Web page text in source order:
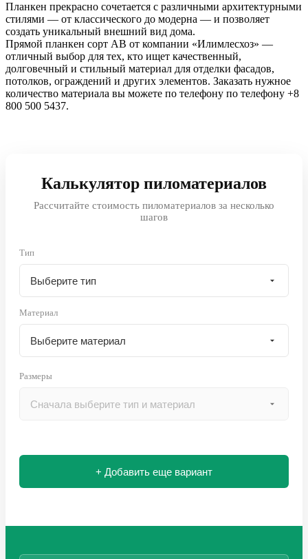
Планкен прекрасно сочетается с различными архитектурными
стилями — от классического до модерна — и позволяет
создать уникальный внешний вид дома.
Прямой планкен сорт AB от компании «Илимлесхоз» —
отличный выбор для тех, кто ищет качественный,
долговечный и стильный материал для отделки фасадов,
потолков, ограждений и других элементов. Заказать нужное
количество материала вы можете по телефону по телефону +8
800 500 5437.
Калькулятор пиломатериалов
Рассчитайте стоимость пиломатериалов за несколько
шагов
Тип
Материал
Размеры
+ Добавить еще вариант